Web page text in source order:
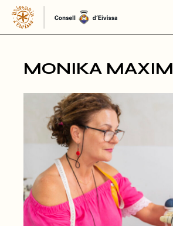
Skip
the
content
MONIKA MAXIM